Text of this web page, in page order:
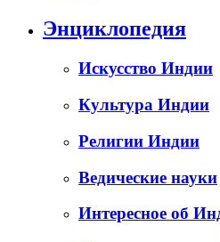
Энциклопедия
Искусство Индии
Культура Индии
Религии Индии
Ведические науки
Интересное об